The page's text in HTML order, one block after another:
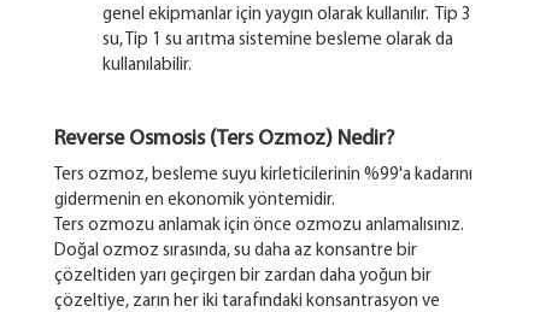
genel ekipmanlar için yaygın olarak kullanılır. Tip 3
su, Tip 1 su arıtma sistemine besleme olarak da
kullanılabilir.
Reverse Osmosis (Ters Ozmoz) Nedir?
Ters ozmoz, besleme suyu kirleticilerinin %99'a kadarını
gidermenin en ekonomik yöntemidir.
Ters ozmozu anlamak için önce ozmozu anlamalısınız.
Doğal ozmoz sırasında, su daha az konsantre bir
çözeltiden yarı geçirgen bir zardan daha yoğun bir
çözeltiye, zarın her iki tarafındaki konsantrasyon ve